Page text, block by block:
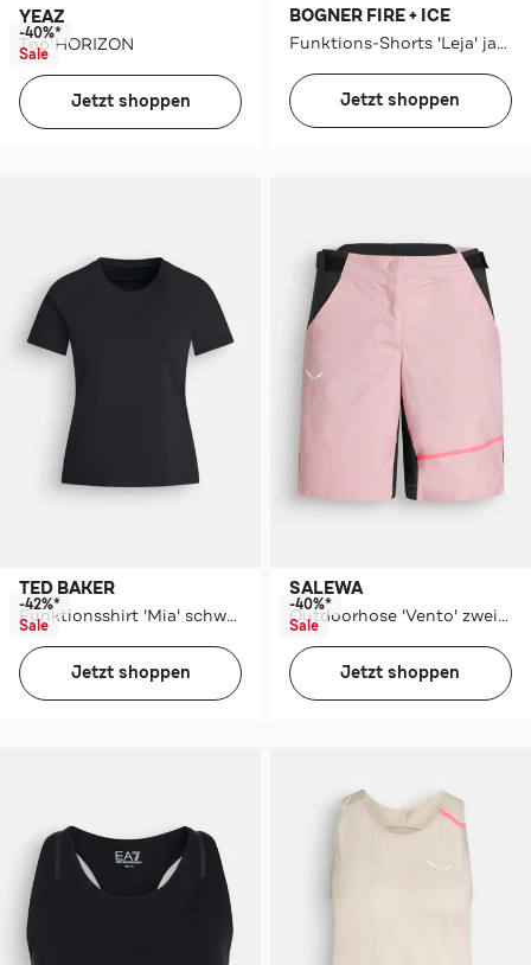
YEAZ
Top HORIZON
-40%*
Sale
Jetzt shoppen
BOGNER FIRE + ICE
Funktions-Shorts 'Leja' jade
Jetzt shoppen
TED BAKER
Funktionsshirt 'Mia' schwarz
-42%*
Sale
Jetzt shoppen
SALEWA
Outdoorhose 'Vento' zweifarbig
-40%*
Sale
Jetzt shoppen